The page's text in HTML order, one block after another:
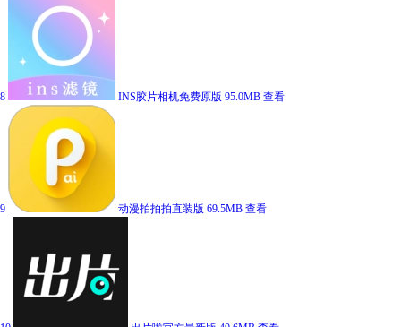
8 INS胶片相机免费原版 95.0MB 查看
9 动漫拍拍拍直装版 69.5MB 查看